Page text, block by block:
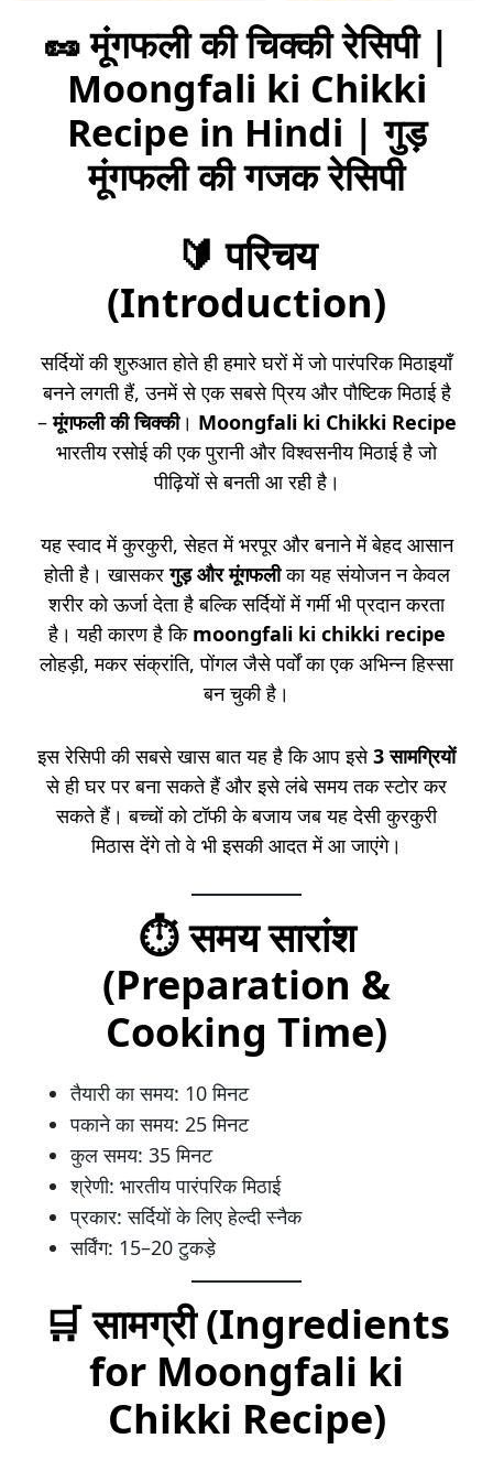
🥜 मूंगफली की चिक्की रेसिपी |
Moongfali ki Chikki
Recipe in Hindi | गुड़
मूंगफली की गजक रेसिपी
🔰परिचय
(Introduction)
सर्दियों की शुरुआत होते ही हमारे घरों में जो पारंपरिक मिठाइयाँ
बनने लगती हैं, उनमें से एक सबसे प्रिय और पौष्टिक मिठाई है
–मूंगफली की चिक्की। Moongfali ki Chikki Recipe
भारतीय रसोई की एक पुरानी और विश्वसनीय मिठाई है जो
पीढ़ियों से बनती आ रही है।
यह स्वाद में कुरकुरी, सेहत में भरपूर और बनाने में बेहद आसान
होती है। खासकरगुड़ और मूंगफलीका यह संयोजन न केवल
शरीर को ऊर्जा देता है बल्कि सर्दियों में गर्मी भी प्रदान करता
है। यही कारण है कि moongfali ki chikki recipe
लोहड़ी, मकर संक्रांति, पोंगल जैसे पर्वों का एक अभिन्न हिस्सा
बन चुकी है।
इस रेसिपी की सबसे खास बात यह है कि आप इसे3 सामग्रियों
से ही घर पर बना सकते हैं और इसे लंबे समय तक स्टोर कर
सकते हैं। बच्चों को टॉफी के बजाय जब यह देसी कुरकुरी
मिठास देंगे तो वे भी इसकी आदत में आ जाएंगे।
⏱️समय सारांश
(Preparation &
Cooking Time)
तैयारी का समय: 10 मिनट
पकाने का समय: 25 मिनट
कुल समय: 35 मिनट
श्रेणी: भारतीय पारंपरिक मिठाई
प्रकार: सर्दियों के लिए हेल्दी स्नैक
सर्विंग: 15–20 टुकड़े
🛒सामग्री (Ingredients
for Moongfali ki
Chikki Recipe)